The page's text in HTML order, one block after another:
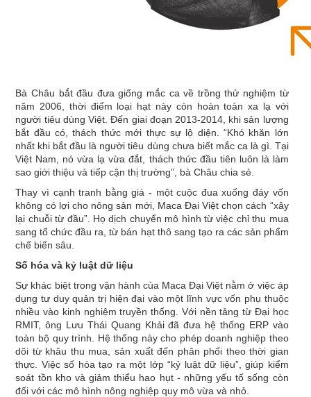
Bà Châu bắt đầu đưa giống mắc ca về trồng thử nghiệm từ
năm 2006, thời điểm loại hạt này còn hoàn toàn xa lạ với
người tiêu dùng Việt. Đến giai đoạn 2013-2014, khi sản lượng
bắt đầu có, thách thức mới thực sự lộ diện. “Khó khăn lớn
nhất khi bắt đầu là người tiêu dùng chưa biết mắc ca là gì. Tại
Việt Nam, nó vừa lạ vừa đắt, thách thức đầu tiên luôn là làm
sao giới thiệu và tiếp cận thị trường”, bà Châu chia sẻ.
Thay vì cạnh tranh bằng giá - một cuộc đua xuống đáy vốn
không có lợi cho nông sản mới, Maca Đại Việt chọn cách “xây
lại chuỗi từ đầu”. Họ dịch chuyển mô hình từ việc chỉ thu mua
sang tổ chức đầu ra, từ bán hạt thô sang tạo ra các sản phẩm
chế biến sâu.
Số hóa và kỷ luật dữ liệu
Sự khác biệt trong vận hành của Maca Đại Việt nằm ở việc áp
dụng tư duy quản trị hiện đại vào một lĩnh vực vốn phụ thuộc
nhiều vào kinh nghiệm truyền thống. Với nền tảng từ Đại học
RMIT, ông Lưu Thái Quang Khải đã đưa hệ thống ERP vào
toàn bộ quy trình. Hệ thống này cho phép doanh nghiệp theo
dõi từ khâu thu mua, sản xuất đến phân phối theo thời gian
thực. Việc số hóa tạo ra một lớp “kỷ luật dữ liệu”, giúp kiểm
soát tồn kho và giảm thiểu hao hụt - những yếu tố sống còn
đối với các mô hình nông nghiệp quy mô vừa và nhỏ.